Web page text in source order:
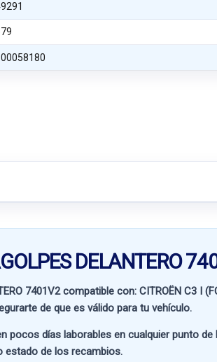
DELANTERO
7401V2 compatible con: CITROËN C3 I
de que es válido para tu vehículo.
pocos días laborables en cualquier punto de
estado de los recambios.